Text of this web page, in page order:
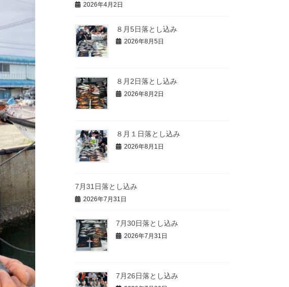
2026年4月2日
８月5日落とし込み
2026年8月5日
８月2日落とし込み
2026年8月2日
８月１日落とし込み
2026年8月1日
7月31日落とし込み
2026年7月31日
7月30日落とし込み
2026年7月31日
7月26日落とし込み